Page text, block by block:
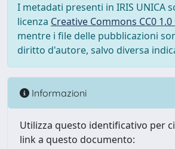
I metadati presenti in IRIS UNICA
licenza Creative Commons CC0
mentre i file delle pubblicazioni
diritto d'autore, salvo diversa
Informazioni
Utilizza questo identificativo per
link a questo documento: